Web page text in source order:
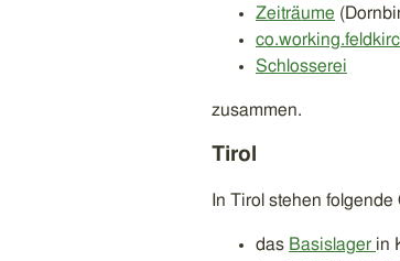
Zeiträume
Schlosserei
zusammen.
Tirol
In Tirol stehen
das Basislager in